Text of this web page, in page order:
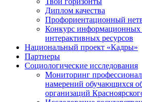
Диплом качества
Профориентационный
Конкурс информационных
интерактивных ресурсов
Национальный проект «Кадры»
Партнеры
Социологические исследования
Мониторинг
намерений обучающихся
организаций